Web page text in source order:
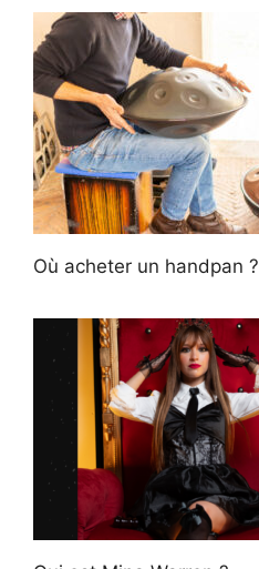
Où acheter un handpan ?